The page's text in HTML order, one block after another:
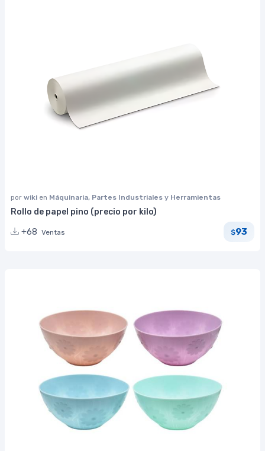
por wiki en Máquinaria, Partes Industriales y Herramientas
Rollo de papel pino (precio por kilo)
+68 Ventas $93